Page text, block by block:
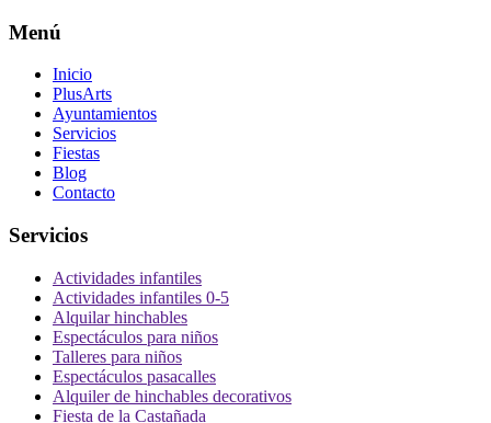
Menú
Inicio
PlusArts
Ayuntamientos
Servicios
Fiestas
Blog
Contacto
Servicios
Actividades infantiles
Actividades infantiles 0-5
Alquilar hinchables
Espectáculos para niños
Talleres para niños
Espectáculos pasacalles
Alquiler de hinchables decorativos
Fiesta de la Castañada